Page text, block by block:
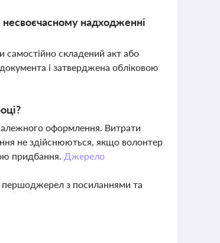
надходженні
складений акт або
і затверджена обліковою
оформлення. Витрати
не здійснюються, якщо волонтер
придбання. Джерело
першоджерел з посиланнями та